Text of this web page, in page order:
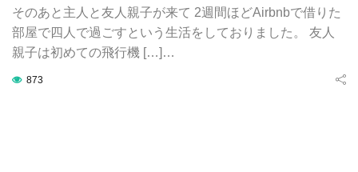
そのあと主人と友人親子が来て 2週間ほどAirbnbで借りた
部屋で四人で過ごすという生活をしておりました。 友人
親子は初めての飛行機 […]…
873